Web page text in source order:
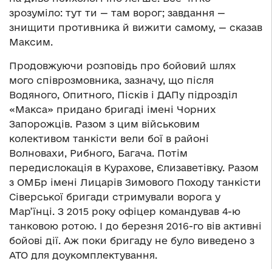
зрозуміло: тут ти — там ворог; завдання —
знищити противника й вижити самому, — сказав
Максим.
Продовжуючи розповідь про бойовий шлях
мого співрозмовника, зазначу, що після
Водяного, Опитного, Пісків і ДАПу підрозділ
«Макса» придано бригаді імені Чорних
Запорожців. Разом з цим військовим
колективом танкісти вели бої в районі
Волновахи, Рибного, Багача. Потім
передислокація в Курахове, Єлизаветівку. Разом
з ОМБр імені Лицарів Зимового Походу танкісти
Сіверської бригади стримували ворога у
Мар’їнці. З 2015 року офіцер командував 4-ю
танковою ротою. І до березня 2016-го вів активні
бойові дії. Аж поки бригаду не було виведено з
АТО для доукомплектування.